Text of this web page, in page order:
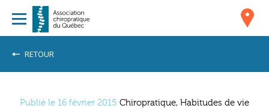
RETOUR
Publié le 16 février 2015 Chiropratique, Habitudes de vie